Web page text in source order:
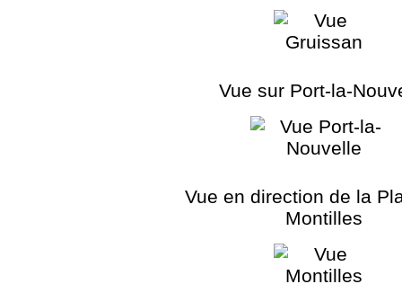
Vue sur Port-la-
Vue en direction de la
Montilles